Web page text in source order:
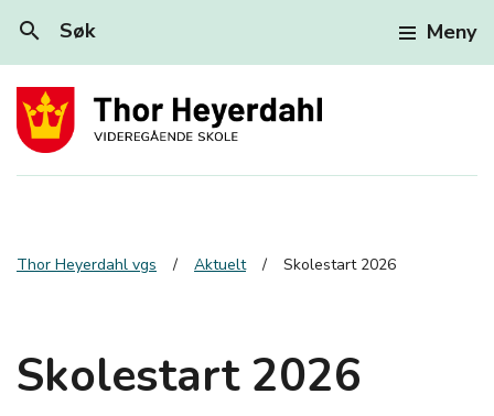
search Søk Meny
Thor Heyerdahl vgs Aktuelt Skolestart 2026
Skolestart 2026